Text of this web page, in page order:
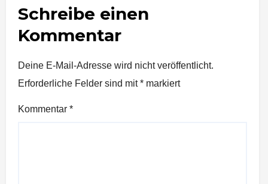
Schreibe einen
Kommentar
Deine E-Mail-Adresse wird nicht veröffentlicht.
Erforderliche Felder sind mit* markiert
Kommentar *